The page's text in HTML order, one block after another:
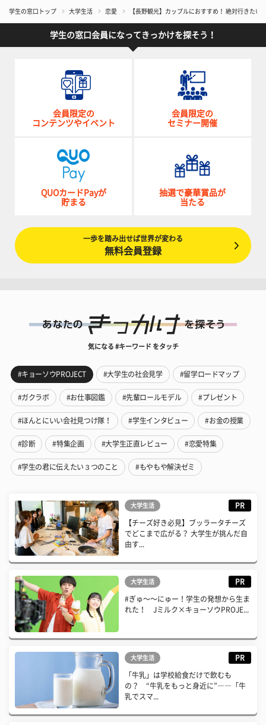
学生の窓口トップ 大学生活 恋愛 【長野観光】カップルにおすすめ！ 絶対行きたい
学生の窓口会員になってきっかけを探そう！
会員限定の
コンテンツやイベント
会員限定の
セミナー開催
QUOカードPayが
貯まる
抽選で豪華賞品が
当たる
一歩を踏み出せば世界が変わる
無料会員登録
気になる #キーワード をタッチ
#キョーソウPROJECT #大学生の社会見学 #留学ロードマップ
#ガクラボ #お仕事図鑑 #先輩ロールモデル #プレゼント
#ほんとにいい会社見つけ隊！ #学生インタビュー #お金の授業
#診断 #特集企画 #大学生正直レビュー #恋愛特集
#学生の君に伝えたい３つのこと #もやもや解決ゼミ
大学生活 PR
【チーズ好き必見】ブッラータチーズ
でどこまで広がる？ 大学生が挑んだ自
由す...
大学生活 PR
#ぎゅ〜〜にゅー！学生の発想から生ま
れた！ Jミルク×キョーソウPROJE...
大学生活 PR
「牛乳」は学校給食だけで飲むも
の？ “牛乳をもっと身近に”――「牛
乳でスマ...